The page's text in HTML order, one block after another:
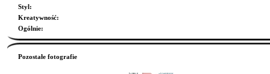
Styl:
Kreatywność:
Ogólnie:
Pozostałe fotografie